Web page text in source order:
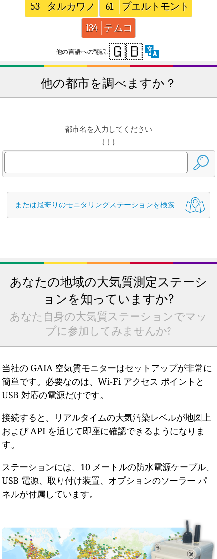
53
タルカワノ 61
プエルトモント
134 テムコ
他の言語への翻訳: 🇬🇧
他の都市を調べますか？
都市名を入力してください
↓ ↓ ↓
または最寄りのモニタリングステーションを検索
あなたの地域の大気質測定ステーシ
ョンを知っていますか?
あなた自身の大気質ステーションでマッ
プに参加してみませんか?
当社の GAIA 空気質モニターはセットアップが非常に
簡単です。必要なのは、Wi-Fi アクセス ポイントと
USB 対応の電源だけです。
接続すると、リアルタイムの大気汚染レベルが地図上
および API を通じて即座に確認できるようになりま
す。
ステーションには、10 メートルの防水電源ケーブル、
USB 電源、取り付け装置、オプションのソーラー パ
ネルが付属しています。